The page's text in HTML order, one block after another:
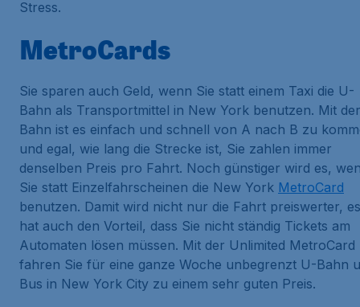
Stress.
MetroCards
Sie sparen auch Geld, wenn Sie statt einem Taxi die U-
Bahn als Transportmittel in New York benutzen. Mit
Bahn ist es einfach und schnell von A nach B zu
und egal, wie lang die Strecke ist, Sie zahlen immer
denselben Preis pro Fahrt. Noch günstiger wird es,
Sie statt Einzelfahrscheinen die New York MetroCard
benutzen. Damit wird nicht nur die Fahrt preiswerter, es
hat auch den Vorteil, dass Sie nicht ständig Tickets am
Automaten lösen müssen. Mit der Unlimited MetroCard
fahren Sie für eine ganze Woche unbegrenzt U-Bahn
Bus in New York City zu einem sehr guten Preis.